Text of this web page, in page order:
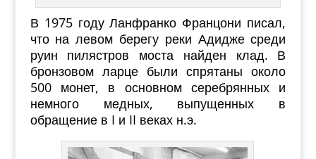
В 1975 году Ланфранко Францони писал,
что на левом берегу реки Адидже среди
руин пилястров моста найден клад. В
бронзовом ларце были спрятаны около
500 монет, в основном серебрянных и
немного медных, выпущенных в
обращение в I и II веках н.э.